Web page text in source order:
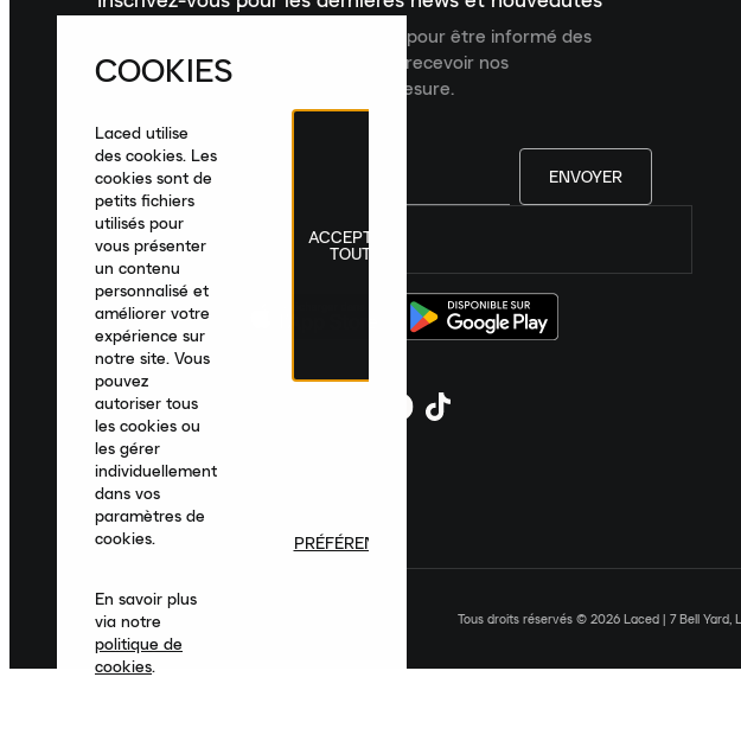
Inscrivez-vous à la newsletter Laced pour être informé des
dernières nouveautés, collections et recevoir nos
recommandations de produits sur mesure.
ENVOYER
France|Français
Tous droits réservés © 2026 Laced | 7 Bell
COOKIES
Laced utilise
des cookies. Les
cookies sont de
petits fichiers
utilisés pour
vous présenter
un contenu
personnalisé et
améliorer votre
expérience sur
notre site. Vous
pouvez
autoriser tous
les cookies ou
les gérer
individuellement
dans vos
paramètres de
cookies.
En savoir plus
via notre
politique de
cookies.
ACCEPTER
TOUT
PRÉFÉRENCES